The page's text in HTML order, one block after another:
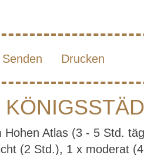
Senden Drucken
Hohen Atlas (3 - 5 Std.
(2 Std.), 1 x moderat